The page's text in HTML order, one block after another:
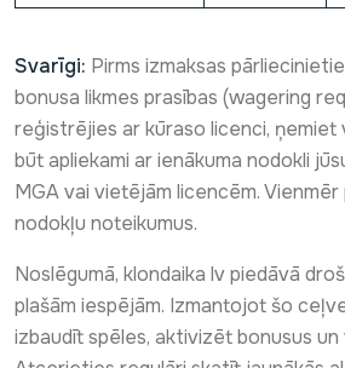
Svarīgi: Pirms izmaksas
bonusa likmes prasības (wagering
reģistrējies ar kūraso licenci, ņemiet
būt apliekami ar ienākuma nodokli
MGA vai vietējām licencēm.
nodokļu noteikumus.
Noslēgumā, klondaika lv piedāvā
plašām iespējām. Izmantojot šo
izbaudīt spēles, aktivizēt bonusus un